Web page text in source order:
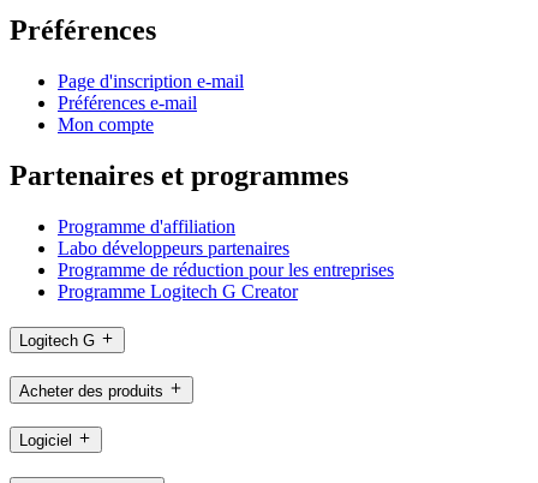
Préférences
Page d'inscription e-mail
Préférences e-mail
Mon compte
Partenaires et programmes
Programme d'affiliation
Labo développeurs partenaires
Programme de réduction pour les entreprises
Programme Logitech G Creator
Logitech G
Acheter des produits
Logiciel